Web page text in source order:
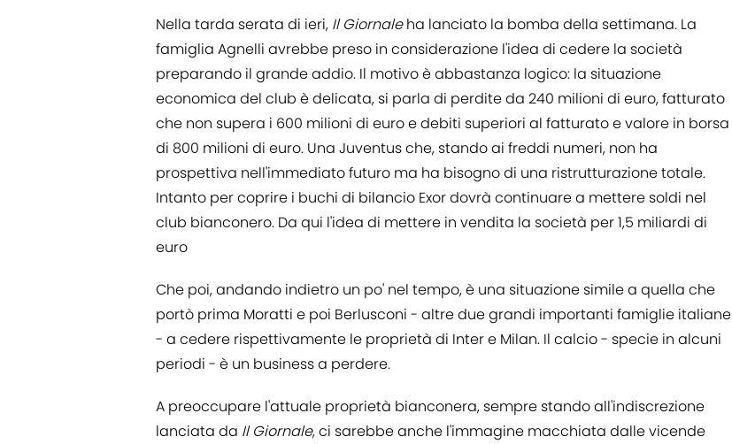
Nella tarda serata di ieri, Il Giornaleha lanciato la bomba della settimana. La
famiglia Agnelli avrebbe preso in considerazione l'idea di cedere la società
preparando il grande addio. Il motivo è abbastanza logico: la situazione
economica del club è delicata, si parla di perdite da 240 milioni di euro, fatturato
che non supera i 600 milioni di euro e debiti superiori al fatturato e valore in borsa
di 800 milioni di euro. Una Juventus che, stando ai freddi numeri, non ha
prospettiva nell'immediato futuro ma ha bisogno di una ristrutturazione totale.
Intanto per coprire i buchi di bilancio Exor dovrà continuare a mettere soldi nel
club bianconero. Da qui l'idea di mettere in vendita la società per 1,5 miliardi di
euro
Che poi, andando indietro un po' nel tempo, è una situazione simile a quella che
portò prima Moratti e poi Berlusconi - altre due grandi importanti famiglie italiane
- a cedere rispettivamente le proprietà di Inter e Milan. Il calcio - specie in alcuni
periodi - è un business a perdere.
A preoccupare l'attuale proprietà bianconera, sempre stando all'indiscrezione
lanciata da Il Giornale, ci sarebbe anche l'immagine macchiata dalle vicende